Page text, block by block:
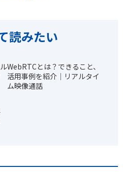
読みたい
WebRTCとは？できること、
活用事例を紹介｜リアルタイ
ム映像通話